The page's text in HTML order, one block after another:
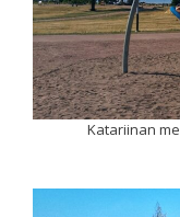
Katariinan